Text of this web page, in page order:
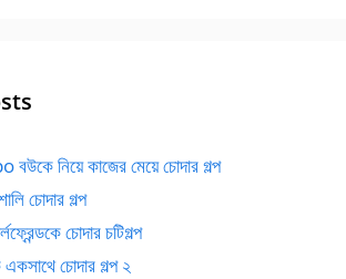
নিয়ে কাজের মেয়ে চোদার গল্প
চোদার গল্প
চোদার চটিগল্প
চোদার গল্প ২